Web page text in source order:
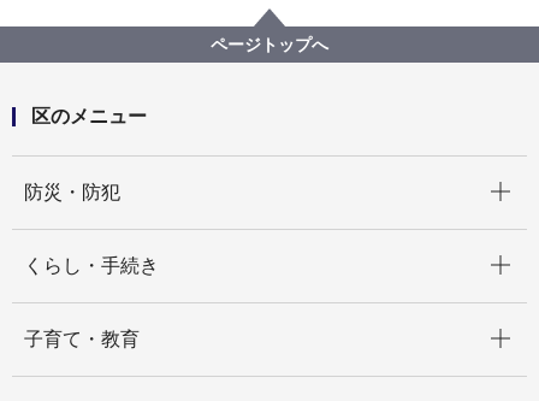
ページトップへ
区のメニュー
防災・防犯
くらし・手続き
子育て・教育